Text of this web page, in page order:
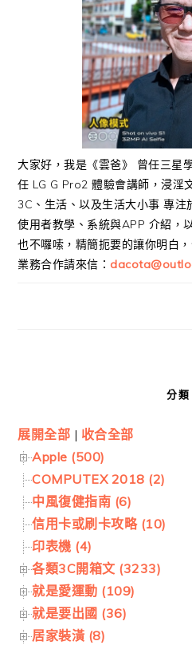
大家好，我是《雲爸》 曾任三星
任 LG G Pro2 體驗會講師，浸淫
3C、生活、以及生活大小事 專注
使用者教學、系統與APP 介紹，
也不囉嗦，精簡扼要的讓你明白，
業務合作請來信：
分類
展開全部 | 收合全部
Apple (500)
COMPUTEX 2018 (2)
中風復健指南 (6)
信用卡或刷卡攻略 (10)
印表機 (4)
各類3C開箱文 (3233)
就是愛運動 (109)
就是要出國 (36)
居家裝潢 (8)